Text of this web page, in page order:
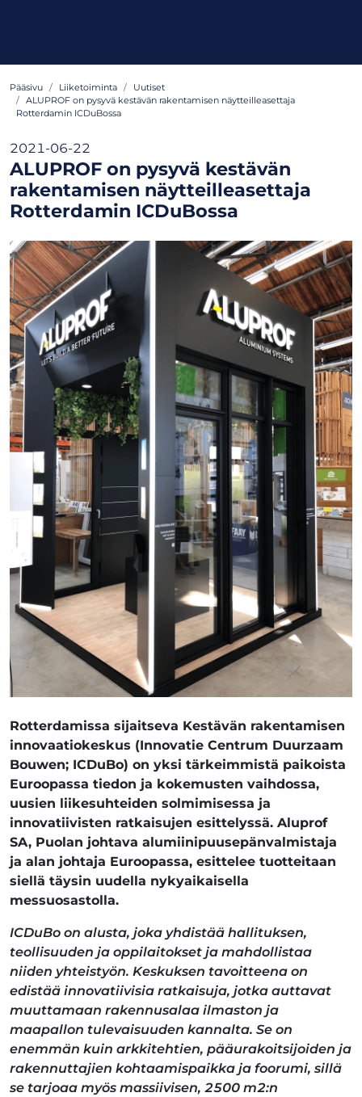
Pääsivu Liiketoiminta
Uutiset
ALUPROF on pysyvä kestävän rakentamisen näytteilleasettaja
Rotterdamin ICDuBossa
2021-06-22
ALUPROF on pysyvä kestävän
rakentamisen näytteilleasettaja
Rotterdamin ICDuBossa
Rotterdamissa sijaitseva Kestävän rakentamisen
innovaatiokeskus (Innovatie Centrum Duurzaam
Bouwen; ICDuBo) on yksi tärkeimmistä paikoista
Euroopassa tiedon ja kokemusten vaihdossa,
uusien liikesuhteiden solmimisessa ja
innovatiivisten ratkaisujen esittelyssä. Aluprof
SA, Puolan johtava alumiinipuusepänvalmistaja
ja alan johtaja Euroopassa, esittelee tuotteitaan
siellä täysin uudella nykyaikaisella
messuosastolla.
ICDuBo on alusta, joka yhdistää hallituksen,
teollisuuden ja oppilaitokset ja mahdollistaa
niiden yhteistyön. Keskuksen tavoitteena on
edistää innovatiivisia ratkaisuja, jotka auttavat
muuttamaan rakennusalaa ilmaston ja
maapallon tulevaisuuden kannalta. Se on
enemmän kuin arkkitehtien, pääurakoitsijoiden ja
rakennuttajien kohtaamispaikka ja foorumi, sillä
se tarjoaa myös massiivisen, 2500 m2:n